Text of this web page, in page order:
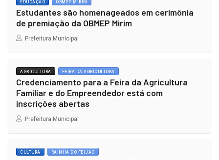
EDUCAÇÃO OBMEP MIRIM
Estudantes são homenageados em cerimônia
de premiação da OBMEP Mirim
Prefeitura Municipal
AGRICULTURA FEIRA DA AGRICULTURA
Credenciamento para a Feira da Agricultura
Familiar e do Empreendedor está com
inscrições abertas
Prefeitura Municipal
CULTURA RAINHA DO FEIJÃO